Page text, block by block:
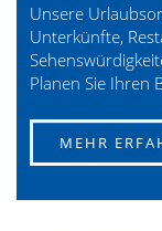
Unsere
Unterkünfte,
Planen Sie Ihren
MEHR